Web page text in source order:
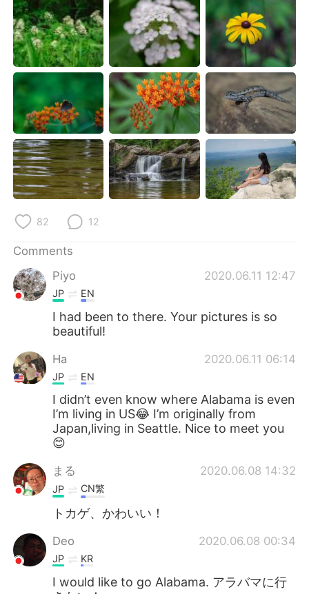
82 12
Comments
Piyo
2020.06.11 12:47
JP EN
I had been to there. Your pictures is so
beautiful!
Ha 2020.06.11 06:14
JP EN
I didn’t even know where Alabama is even
I’m living in US😂 I’m originally from
Japan,living in Seattle. Nice to meet you
😊
まる 2020.06.08 14:32
JP CN繁
トカゲ、かわいい！
Deo 2020.06.08 00:34
JP KR
I would like to go Alabama. アラバマに行